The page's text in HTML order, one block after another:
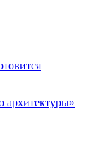
архитектуры»